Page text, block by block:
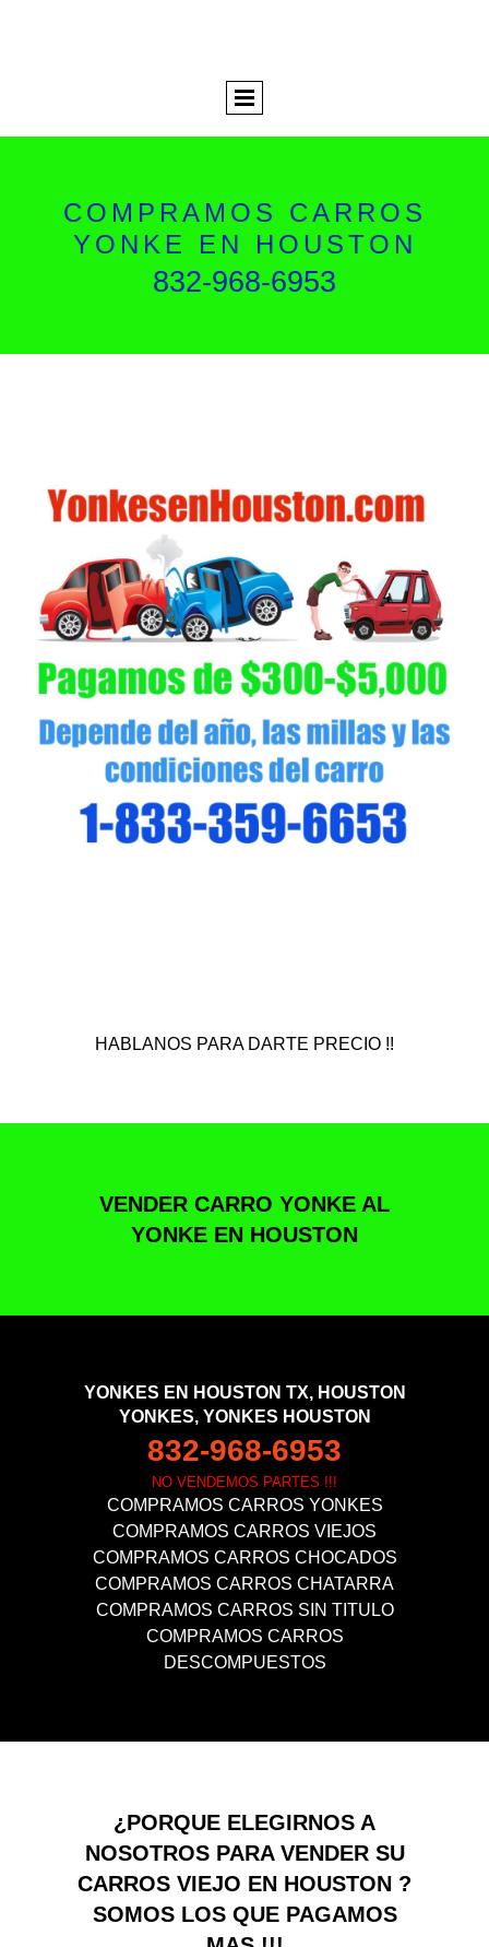
COMPRAMOS CARROS
YONKE EN HOUSTON
832-968-6953
HABLANOS PARA DARTE PRECIO !!
VENDER CARRO YONKE AL
YONKE EN HOUSTON
YONKES EN HOUSTON TX, HOUSTON
YONKES, YONKES HOUSTON
832-968-6953
NO VENDEMOS PARTES !!!
COMPRAMOS CARROS YONKES
COMPRAMOS CARROS VIEJOS
COMPRAMOS CARROS CHOCADOS
COMPRAMOS CARROS CHATARRA
COMPRAMOS CARROS SIN TITULO
COMPRAMOS CARROS
DESCOMPUESTOS
¿PORQUE ELEGIRNOS A
NOSOTROS PARA VENDER SU
CARROS VIEJO EN HOUSTON ?
SOMOS LOS QUE PAGAMOS